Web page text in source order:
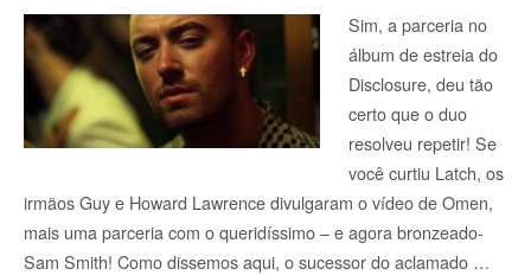
Sim, a parceria no
álbum de estreia do
Disclosure, deu tão
certo que o duo
resolveu repetir! Se
você curtiu Latch, os
irmãos Guy e Howard Lawrence divulgaram o vídeo de Omen,
mais uma parceria com o queridíssimo – e agora bronzeado-
Sam Smith! Como dissemos aqui, o sucessor do aclamado …